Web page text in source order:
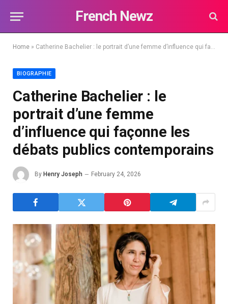
French Newz
Home » Catherine Bachelier : le portrait d’une femme d’influence qui façonne les débats publics contemporains
BIOGRAPHIE
Catherine Bachelier : le
portrait d’une femme
d’influence qui façonne les
débats publics contemporains
By Henry Joseph February 24, 2026